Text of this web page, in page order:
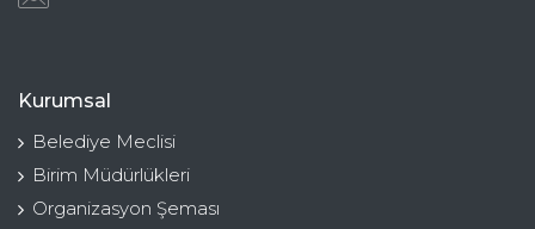
Kurumsal
Belediye Meclisi
Birim Müdürlükleri
Organizasyon Şeması